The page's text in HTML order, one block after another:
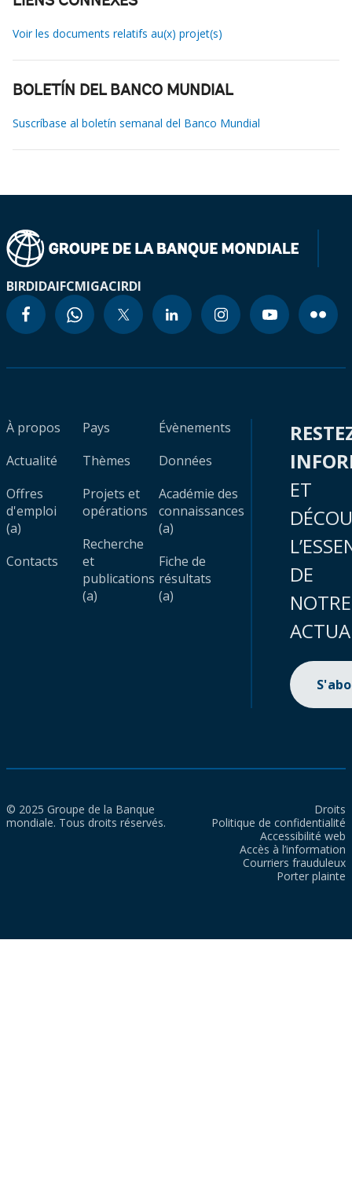
Voir les documents relatifs au(x) projet(s)
BOLETÍN DEL BANCO MUNDIAL
Suscríbase al boletín semanal del Banco Mundial
BIRDIDAIFCMIGACIRDI
À propos
Actualité
Offres
d'emploi
(a)
Contacts
Pays
Thèmes
Projets et
opérations
Recherche
et
publications
(a)
Évènements
Données
Académie des
connaissances
(a)
Fiche de
résultats
(a)
ET
DE
NOTRE
© 2025 Groupe de la Banque
mondiale. Tous droits réservés.
Droits
Politique de confidentialité
Accessibilité web
Accès à l’information
Courriers frauduleux
Porter plainte